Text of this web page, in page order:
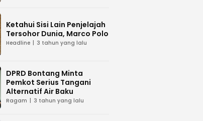
Ketahui Sisi Lain Penjelajah
Tersohor Dunia, Marco Polo
Headline 3 tahun yang lalu
DPRD Bontang Minta
Pemkot Serius Tangani
Alternatif Air Baku
Ragam 3 tahun yang lalu